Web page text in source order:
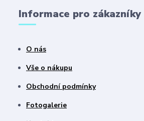
Informace pro zákazníky
O nás
Vše o nákupu
Obchodní podmínky
Fotogalerie